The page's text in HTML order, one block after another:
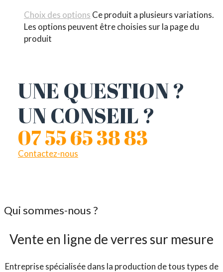
Choix des options Ce produit a plusieurs variations.
Les options peuvent être choisies sur la page du
produit
UNE QUESTION ?
UN CONSEIL ?
07 55 65 38 83
Contactez-nous
Qui sommes-nous ?
Vente en ligne de verres sur mesure
Entreprise spécialisée dans la production de tous types de